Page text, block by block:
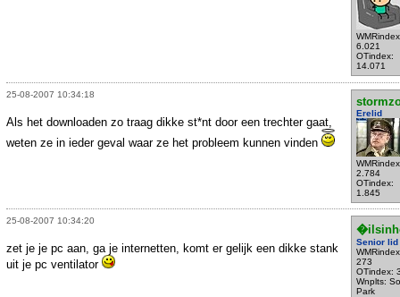
6.021
OTindex:
14.071
25-08-2007 10:34:18
Erelid
2.784
OTindex:
1.845
Als het downloaden zo traag dikke st*nt door een trechter gaat,
weten ze in ieder geval waar ze het probleem kunnen vinden
25-08-2007 10:34:20
Senior lid
273
OTindex:
Wnplts:
Park
zet je je pc aan, ga je internetten, komt er gelijk een dikke stank
uit je pc ventilator